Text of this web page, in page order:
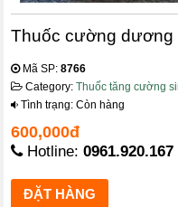
Thuốc cường dương
Mã SP:8766
Category:Thuốc tăng cường
Tình trạng: Còn hàng
600,000đ
Hotline:0961.920.167